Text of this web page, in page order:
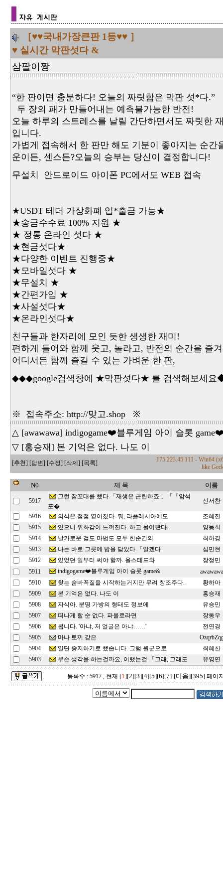
［♥♥국내가장큰판 1등♥♥ ］
♥ 실시간 막판섯다 &
삼팔이짱
“한 판이면 충분하다! 오늘의 짜릿함은 막판 섯*다.”
두 장의 패가 만들어내는 예측불가능한 반전!
오늘 하루의 스트레스를 날릴 간단하면서도 짜릿한
입니다.
가볍게 접속해서 한 판만 해도 기분이 좋아지는 순간
운이든, 센스든?오늘의 승부는 당신이 결정합니다!
무설치 안드로이드 아이폰 PC에서도 WEB 접속
★USDT 테더 가상화폐 입*출금 가능★
★송금수수료 100% 지원 ★
★ 정통 온라인 섯다 ★
★현금섯다★
★다양한 이벤트 진행중★
★모바일섯다 ★
★무설치 ★
★간편가입 ★
★사설섯다★
★온라인섯다★
친구들과 한자리에 모인 듯한 생생한 재미!
편하게 들어와 함께 웃고, 놀라고, 반전의 순간을 즐
어디서든 함께 즐길 수 있는 가벼운 한 판,
◆◆◆google검색창에 ★막판섯다★ 를 검색해보세
※ 접속주소: http://맞고.shop ※
△ [awawawa] indigogame❤️블루게임 아이 슬롯
▽ [홍승재] 본 기억은 없다. 나도 이
[추천] [답변] [수정] [삭제] [목록]
175.223.45.111 - Win64
like
N0 제 목 이름
5917
그런 잠꼬대를 했다.「재생은 곤란하죠.」「『암석
포�
신서찬
5916 의식은 점점 옅어졌다. 뭐, 라플레시아에도
조혜진
5915
있으니 위화감이 느껴진다. 하고 물어봤다.
양동희
5914
날카로운 검도 마법도 모두 한순간의
최하경
5913
나는 바로 그릇에 밥을 담았다.「알겠다
심민현
5912
있었던 일부터 써야 할까. 올스테드와
장정민
5911
indigogame❤️블루게임 아이 슬롯 game&
awawawa
5910
찾는 숨바꼭질을 시작하는거지만 무려 창조주다.
황하아
5909
본 기억은 없다. 나도 이
홍승재
5908
자식아. 분명 가방의 형태도 정보에
유승민
5907
떠나게 할 순 없다. 파울로라면
장동우
5906
봅니다. '아냐, 저 얼굴은 아냐……'
전연경
5905
마나 토끼 같은
5904
일단 중지하기로 했습니다. 그럼 원군으로
최혜찬
5903
무슨 생각을 하는걸까요, 이랬는걸.「그래, 그래도 유영연
등록수 : 5917 , 현재 [1][2][3][4][5][6][7]-[다음][395] 페이